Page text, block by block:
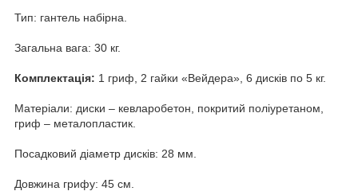
Тип: гантель набірна.
Загальна вага: 30 кг.
Комплектація: 1 гриф, 2 гайки «Вейдера», 6 дисків по 5 кг.
Матеріали: диски – кевларобетон, покритий поліуретаном,
гриф – металопластик.
Посадковий діаметр дисків: 28 мм.
Довжина грифу: 45 см.